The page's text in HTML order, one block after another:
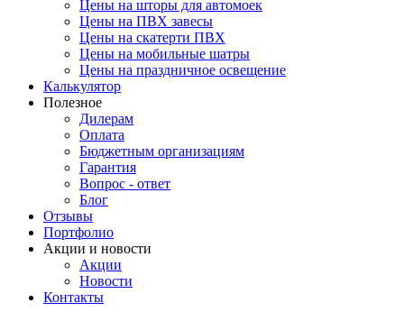
Цены на шторы для автомоек
Цены на ПВХ завесы
Цены на скатерти ПВХ
Цены на мобильные шатры
Цены на праздничное освещение
Калькулятор
Полезное
Дилерам
Оплата
Бюджетным организациям
Гарантия
Вопрос - ответ
Блог
Отзывы
Портфолио
Акции и новости
Акции
Новости
Контакты